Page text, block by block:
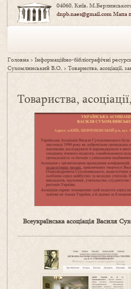
04060, Київ,
dnpb.naes@gmail.comМапа
Головна >Інформаційно-бібліографічні
Сухомлинський В.О. >Товариства, асоціації,
Товариства,
Всеукраїнська асоціація Василя